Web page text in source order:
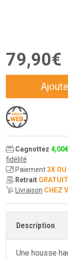
79,90€
Cagnottez 4,00€
fidélité
Paiement3X OU
Retrait GRATUIT
Livraison CHEZ
Description
Une housse